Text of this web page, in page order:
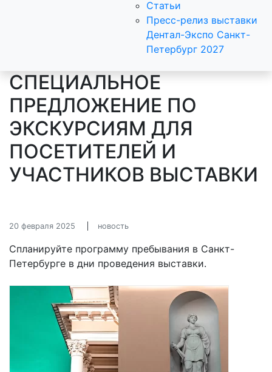
Статьи
Пресс-релиз выставки
Дентал-Экспо Санкт-
Петербург 2027
СПЕЦИАЛЬНОЕ
ПРЕДЛОЖЕНИЕ ПО
ЭКСКУРСИЯМ ДЛЯ
ПОСЕТИТЕЛЕЙ И
УЧАСТНИКОВ ВЫСТАВКИ
20 февраля 2025 новость
Спланируйте программу пребывания в Санкт-
Петербурге в дни проведения выставки.